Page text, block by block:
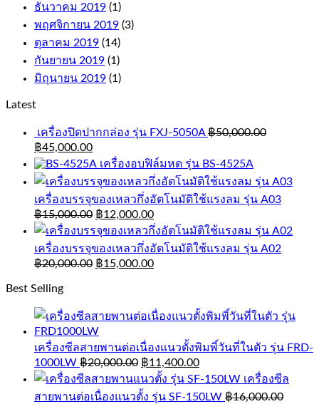
ธันวาคม 2019 (1)
พฤศจิกายน 2019 (3)
ตุลาคม 2019 (14)
กันยายน 2019 (1)
มิถุนายน 2019 (1)
Latest
เครื่องปิดปากกล่อง รุ่น FXJ-5050A ฿50,000.00
฿45,000.00
เครื่องอบฟิล์มหด รุ่น BS-4525A
เครื่องบรรจุของเหลวกึ่งอัตโนมัติใช้แรงลม รุ่น A03
฿15,000.00 ฿12,000.00
เครื่องบรรจุของเหลวกึ่งอัตโนมัติใช้แรงลม รุ่น A02
฿20,000.00 ฿15,000.00
Best Selling
เครื่องซีลสายพานต่อเนื่องแนวตั้งพิมพิ์วันที่ในตัว รุ่น FRD-
1000LW ฿20,000.00 ฿11,400.00
เครื่องซีล
สายพานต่อเนื่องแนวตั้ง รุ่น SF-150LW ฿16,000.00